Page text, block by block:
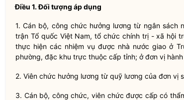
Điều 1. Đối tượng áp dụng
1. Cán bộ, công chức hưởng lương từ ngân sách
trận Tổ quốc Việt Nam, tổ chức chính trị- xã hội
thực hiện các nhiệm vụ được nhà nước giao ở
phường, đặc khu trực thuộc cấp tỉnh; ở đơn vị
2. Viên chức hưởng lương từ quỹ lương của đơn vị
3. Cán bộ, công chức, viên chức được cấp có